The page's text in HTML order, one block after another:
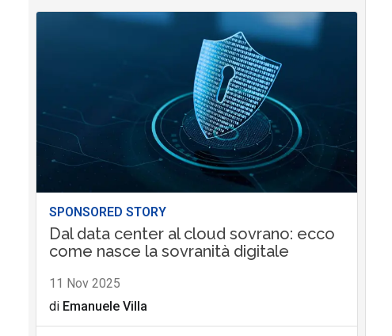
SPONSORED STORY
Dal data center al cloud sovrano: ecco
come nasce la sovranità digitale
11 Nov 2025
di Emanuele Villa